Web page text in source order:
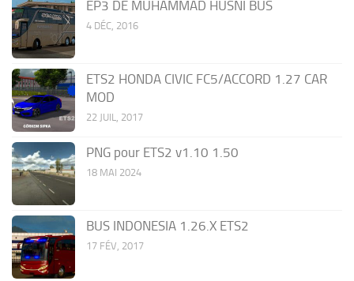
EP3 DE MUHAMMAD HUSNI BUS
4 DÉC, 2016
ETS2 HONDA CIVIC FC5/ACCORD 1.27 CAR
MOD
22 JUIL, 2017
PNG pour ETS2 v1.10 1.50
18 MAI 2024
BUS INDONESIA 1.26.X ETS2
17 FÉV, 2017